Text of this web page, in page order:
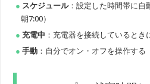
スケジュール：設定した時間帯に自
朝7:00）
充電中 ：充電器を接続しているとき
手動 ：自分でオン・オフを操作する